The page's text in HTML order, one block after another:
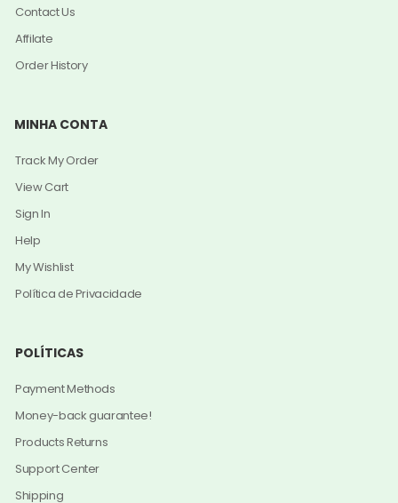
Contact Us
Affilate
Order History
MINHA CONTA
Track My Order
View Cart
Sign In
Help
My Wishlist
Política de Privacidade
POLÍTICAS
Payment Methods
Money-back guarantee!
Products Returns
Support Center
Shipping